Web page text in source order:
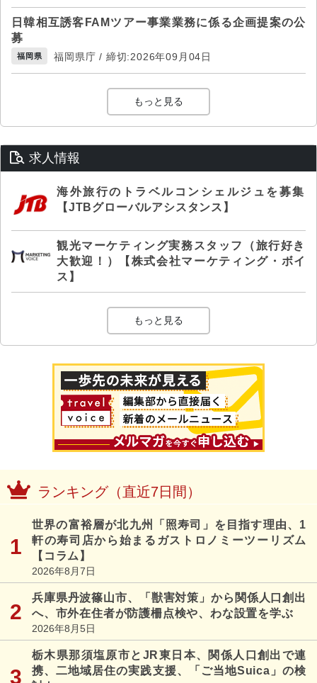
日韓相互誘客FAMツアー事業業務に係る企画提案の公
募
福岡県 福岡県庁 / 締切:2026年09月04日
もっと見る
求人情報
海外旅行のトラベルコンシェルジュを募集
【JTBグローバルアシスタンス】
観光マーケティング実務スタッフ（旅行好き
大歓迎！）【株式会社マーケティング・ボイ
ス】
もっと見る
ランキング（直近7日間）
世界の富裕層が北九州「照寿司」を目指す理由、1
軒の寿司店から始まるガストロノミーツーリズム
【コラム】
2026年8月7日
兵庫県丹波篠山市、「獣害対策」から関係人口創出
へ、市外在住者が防護柵点検や、わな設置を学ぶ
2026年8月5日
栃木県那須塩原市とJR東日本、関係人口創出で連
携、二地域居住の実践支援、「ご当地Suica」の検